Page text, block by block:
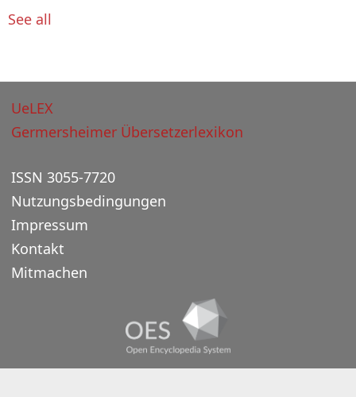
See all
UeLEX
Germersheimer Übersetzerlexikon
ISSN 3055-7720
Nutzungsbedingungen
Impressum
Kontakt
Mitmachen